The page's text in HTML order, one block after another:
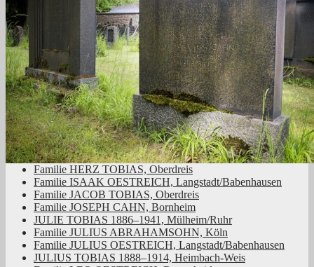
Familie HERZ TOBIAS, Oberdreis
Familie ISAAK OESTREICH, Langstadt/Babenhausen
Familie JACOB TOBIAS, Oberdreis
Familie JOSEPH CAHN, Bornheim
JULIE TOBIAS 1886–1941, Mülheim/Ruhr
Familie JULIUS ABRAHAMSOHN, Köln
Familie JULIUS OESTREICH, Langstadt/Babenhausen
JULIUS TOBIAS 1888–1914, Heimbach-Weis